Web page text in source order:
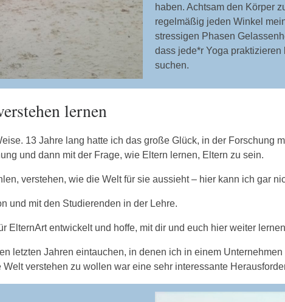
haben. Achtsam den Körper
regelmäßig jeden Winkel
stressigen Phasen
dass jede*r Yoga
suchen.
lernen
13 Jahre lang hatte ich das große Glück, in der Forschung
und dann mit der Frage, wie Eltern lernen, Eltern zu sein.
verstehen, wie die Welt für sie aussieht – hier kann ich gar
und mit den Studierenden in der Lehre.
ElternArt entwickelt und hoffe, mit dir und euch hier weiter
letzten Jahren eintauchen, in denen ich in einem
verstehen zu wollen war eine sehr interessante